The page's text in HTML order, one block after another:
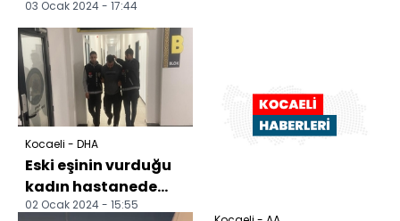
03 Ocak 2024 - 17:44
Kocaeli - DHA
Eski eşinin vurduğu
kadın hastanede
öldü
02 Ocak 2024 - 15:55